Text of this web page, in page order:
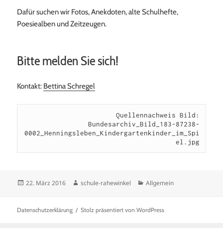
Dafür suchen wir Fotos, Anekdoten, alte Schulhefte,
Poesiealben und Zeitzeugen.
Bitte melden Sie sich!
Kontakt: Bettina Schregel
Quellennachweis Bild:
0002_Henningsleben_Kindergartenkinder_im_Spi
el.jpg
Veröffentlicht
22. März 2016 Autor
schule-rahewinkel Kategorien
Allgemein
Datenschutzerklärung Stolz präsentiert von WordPress